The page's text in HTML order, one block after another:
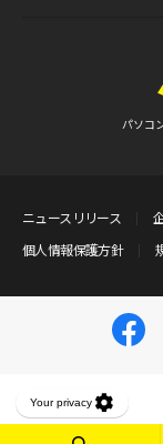
パソコ
ニュースリリース
個人情報保護方針